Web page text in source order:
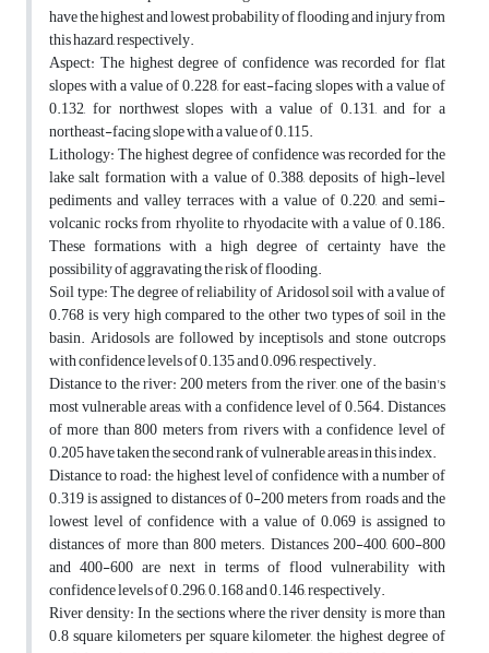
have the highest and lowest probability of flooding and injury from
this hazard, respectively.
Aspect: The highest degree of confidence was recorded for flat
slopes with a value of 0.228, for east-facing slopes with a value of
0.132, for northwest slopes with a value of 0.131, and for a
northeast-facing slope with a value of 0.115.
Lithology: The highest degree of confidence was recorded for the
lake salt formation with a value of 0.388, deposits of high-level
pediments and valley terraces with a value of 0.220, and semi-
volcanic rocks from rhyolite to rhyodacite with a value of 0.186.
These formations with a high degree of certainty have the
possibility of aggravating the risk of flooding.
Soil type: The degree of reliability of Aridosol soil with a value of
0.768 is very high compared to the other two types of soil in the
basin. Aridosols are followed by inceptisols and stone outcrops
with confidence levels of 0.135 and 0.096, respectively.
Distance to the river: 200 meters from the river, one of the basin's
most vulnerable areas, with a confidence level of 0.564. Distances
of more than 800 meters from rivers with a confidence level of
0.205 have taken the second rank of vulnerable areas in this index.
Distance to road: the highest level of confidence with a number of
0.319 is assigned to distances of 0-200 meters from roads and the
lowest level of confidence with a value of 0.069 is assigned to
distances of more than 800 meters. Distances 200-400, 600-800
and 400-600 are next in terms of flood vulnerability with
confidence levels of 0.296, 0.168 and 0.146, respectively.
River density: In the sections where the river density is more than
0.8 square kilometers per square kilometer, the highest degree of